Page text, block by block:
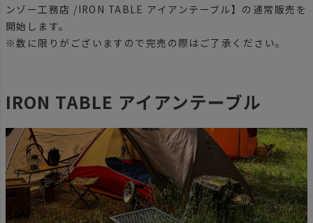
ンゾー工務店 /IRON TABLE アイアンテーブル】の通常販売を
開始します。
※数に限りがございますので完売の際はご了承ください。
IRON TABLE アイアンテーブル